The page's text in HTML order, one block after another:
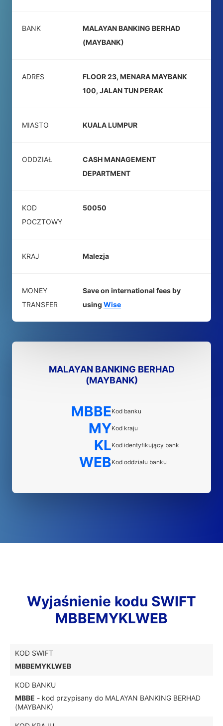
BANK
MALAYAN BANKING BERHAD
(MAYBANK)
ADRES
FLOOR 23, MENARA MAYBANK
100, JALAN TUN PERAK
MIASTO KUALA LUMPUR
ODDZIAŁ
CASH MANAGEMENT
DEPARTMENT
KOD
POCZTOWY
50050
KRAJ Malezja
MONEY
TRANSFER
Save on international fees by
using Wise
MALAYAN BANKING BERHAD
(MAYBANK)
MBBEKod banku
MYKod kraju
KLKod identyfikujący bank
WEBKod oddziału banku
Wyjaśnienie kodu SWIFT
MBBEMYKLWEB
KOD SWIFT
MBBEMYKLWEB
KOD BANKU
MBBE - kod przypisany do MALAYAN BANKING BERHAD
(MAYBANK)